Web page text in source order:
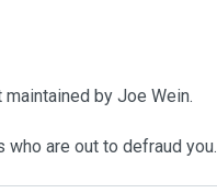
by Joe Wein.
are out to defraud you.